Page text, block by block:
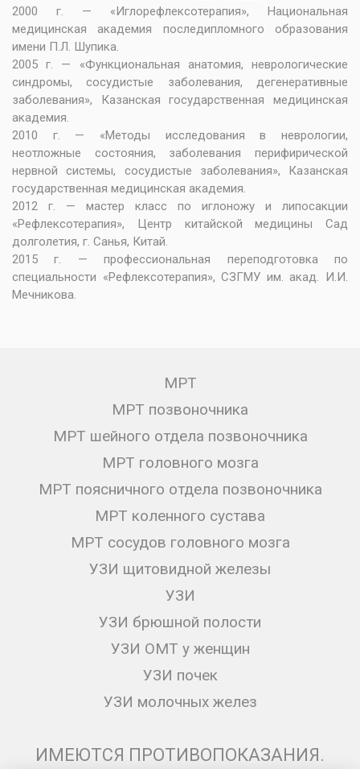
2000 г. — «Иглорефлексотерапия», Национальная
медицинская академия последипломного образования
имени П.Л. Шупика.
2005 г. — «Функциональная анатомия, неврологические
синдромы, сосудистые заболевания, дегенеративные
заболевания», Казанская государственная медицинская
академия.
2010 г. — «Методы исследования в неврологии,
неотложные состояния, заболевания перифирической
нервной системы, сосудистые заболевания», Казанская
государственная медицинская академия.
2012 г. — мастер класс по иглоножу и липосакции
«Рефлексотерапия», Центр китайской медицины Сад
долголетия, г. Санья, Китай.
2015 г. — профессиональная переподготовка по
специальности «Рефлексотерапия», СЗГМУ им. акад. И.И.
Мечникова.
МРТ
МРТ позвоночника
МРТ шейного отдела позвоночника
МРТ головного мозга
МРТ поясничного отдела позвоночника
МРТ коленного сустава
МРТ сосудов головного мозга
УЗИ щитовидной железы
УЗИ
УЗИ брюшной полости
УЗИ ОМТ у женщин
УЗИ почек
УЗИ молочных желез
ИМЕЮТСЯ ПРОТИВОПОКАЗАНИЯ.